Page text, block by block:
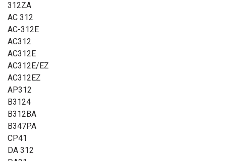
Uwaga!::
Sprawdź, co oznaczają poszczególne parametry
312ZA
AC 312
AC-312E
AC312
AC312E
AC312E/EZ
AC312EZ
AP312
B3124
B312BA
B347PA
CP41
DA 312